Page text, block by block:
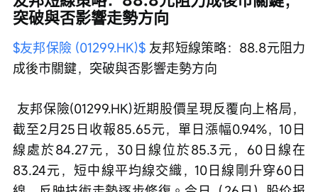
突破與否影響走勢方向
$友邦保險 (01299.HK)$ 友邦短線策略：88.8元阻力
成後市關鍵，突破與否影響走勢方向
截至2月25日收報85.65元，單日漲幅0.94%，10日
線處於84.27元，30日線位於85.3元，60日線在
83.24元，短中線平均線交織，10日線剛升穿60日